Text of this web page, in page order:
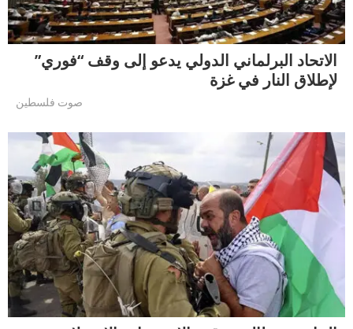
الاتحاد البرلماني الدولي يدعو إلى وقف “فوري”
لإطلاق النار في غزة
صوت فلسطين